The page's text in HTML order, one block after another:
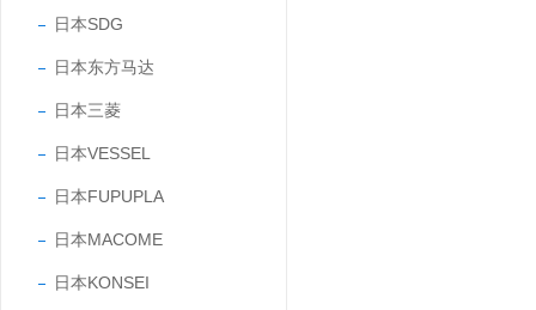
日本SDG
日本东方马达
日本三菱
日本VESSEL
日本FUPUPLA
日本MACOME
日本KONSEI